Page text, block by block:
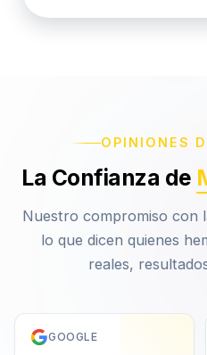
OPINIONES
La Confianza de
Nuestro compromiso con
lo que dicen quienes
reales,
GOOGLE